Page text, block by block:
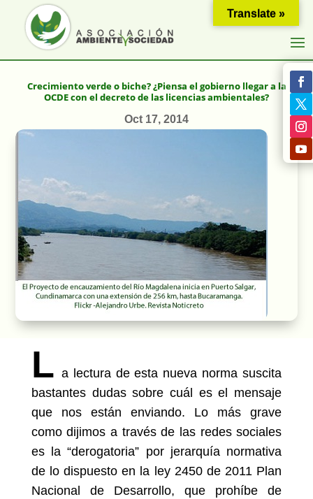
Crecimiento verde o biche? ¿Piensa el gobierno llegar a la
OCDE con el decreto de las licencias ambientales?
Oct 17, 2014
L a lectura de esta nueva norma suscita
bastantes dudas sobre cuál es el mensaje
que nos están enviando. Lo más grave
como dijimos a través de las redes sociales
es la “derogatoria” por jerarquía normativa
de lo dispuesto en la ley 2450 de 2011 Plan
Nacional de Desarrollo, que prohíbe de
Translate »